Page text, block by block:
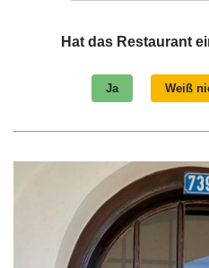
Hat das Restaurant
Ja Weiß